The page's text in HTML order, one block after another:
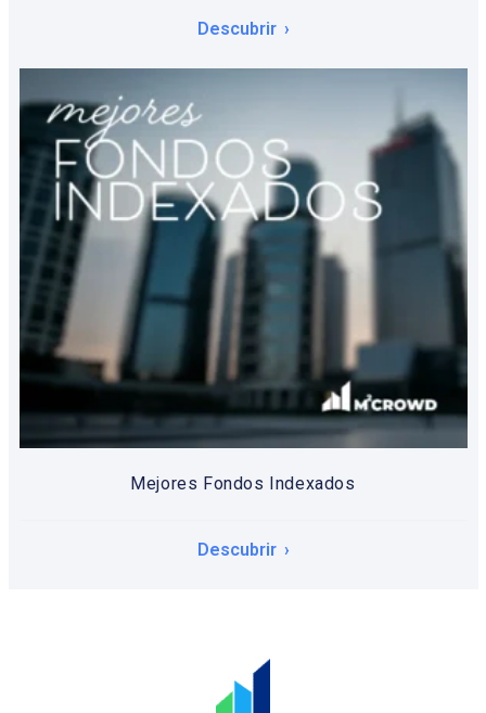
Descubrir
Mejores Fondos Indexados
Descubrir